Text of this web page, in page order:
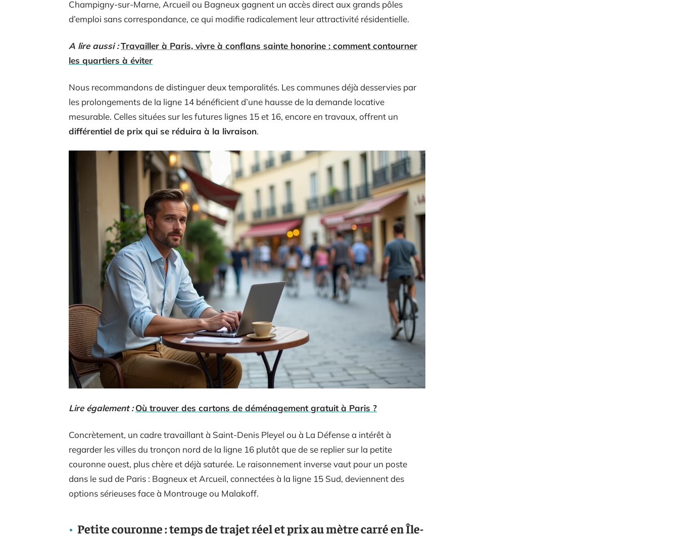
Champigny-sur-Marne, Arcueil ou Bagneux gagnent un accès direct aux grands pôles
d’emploi sans correspondance, ce qui modifie radicalement leur attractivité résidentielle.
A lire aussi :Travailler à Paris, vivre à conflans sainte honorine : comment contourner
les quartiers à éviter
Nous recommandons de distinguer deux temporalités. Les communes déjà desservies par
les prolongements de la ligne 14 bénéficient d’une hausse de la demande locative
mesurable. Celles situées sur les futures lignes 15 et 16, encore en travaux, offrent un
différentiel de prix qui se réduira à la livraison.
Lire également : Où trouver des cartons de déménagement gratuit à Paris ?
Concrètement, un cadre travaillant à Saint-Denis Pleyel ou à La Défense a intérêt à
regarder les villes du tronçon nord de la ligne 16 plutôt que de se replier sur la petite
couronne ouest, plus chère et déjà saturée. Le raisonnement inverse vaut pour un poste
dans le sud de Paris : Bagneux et Arcueil, connectées à la ligne 15 Sud, deviennent des
options sérieuses face à Montrouge ou Malakoff.
Petite couronne : temps de trajet réel et prix au mètre carré en Île-